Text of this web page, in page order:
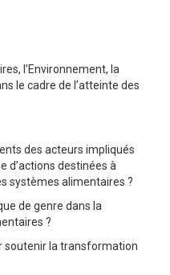
l’Environnement, la
le cadre de l’atteinte des
des acteurs impliqués
d’actions destinées à
systèmes alimentaires ?
de genre dans la
?
soutenir la transformation